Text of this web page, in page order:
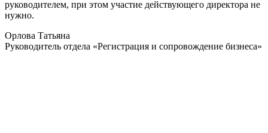
руководителем, при этом участие действующего директора не
нужно.
Орлова Татьяна
Руководитель отдела «Регистрация и сопровождение бизнеса»